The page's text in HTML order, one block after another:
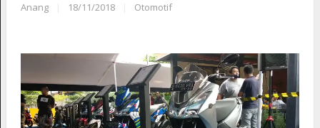
Anang 18/11/2018 Otomotif